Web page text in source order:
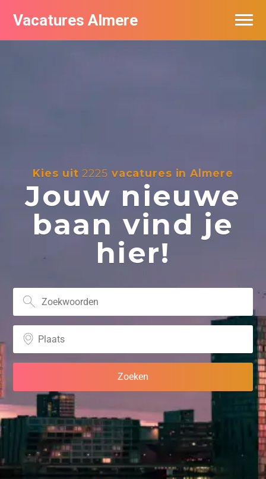
Vacatures Almere
Kies uit2225 vacatures in Almere
Jouw nieuwe
baan vind je
hier!
Vacatures per bedrijf